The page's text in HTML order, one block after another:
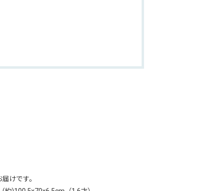
けです。